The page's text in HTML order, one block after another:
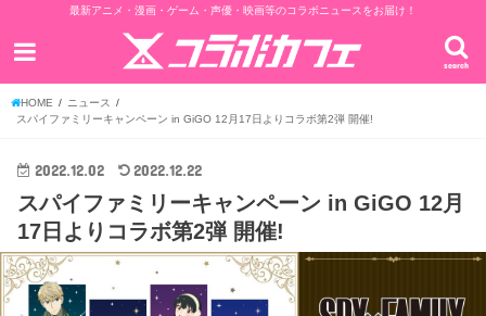
最新アニメ・漫画・ゲーム・声優・映画等のコラボニュースをお届け！
search
HOME
ニュース
スパイファミリーキャンペーン in GiGO 12月17日よりコラボ第2弾 開催!
2022.12.02 2022.12.22
スパイファミリーキャンペーン in GiGO 12月
17日よりコラボ第2弾 開催!